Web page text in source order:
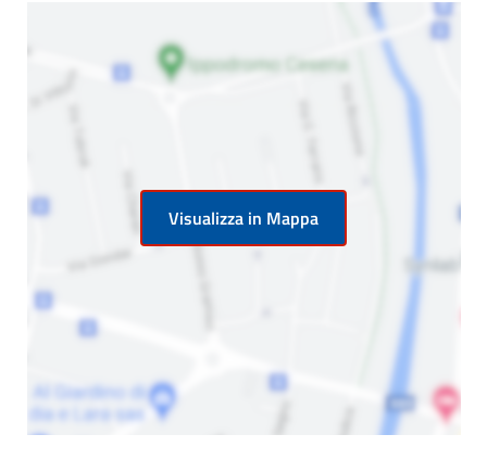
Visualizza in Mappa